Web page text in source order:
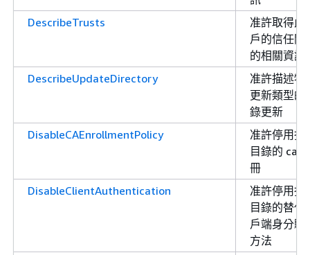
DescribeTrusts
准許取得此
戶的信任關
的相關資訊
DescribeUpdateDirectory
准許描述特
更新類型的
錄更新
DisableCAEnrollmentPolicy
准許停用指
目錄的 ca
冊
DisableClientAuthentication
准許停用指
目錄的替代
戶端身分驗
方法